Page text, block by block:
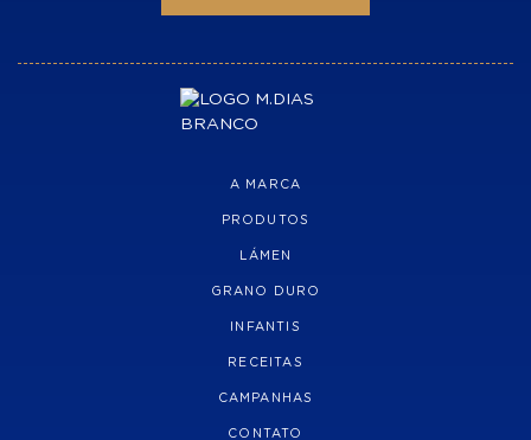
A MARCA
PRODUTOS
LÁMEN
GRANO DURO
INFANTIS
RECEITAS
CAMPANHAS
CONTATO